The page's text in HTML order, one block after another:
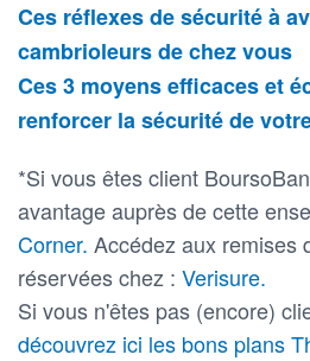
Ces réflexes de sécurité à
cambrioleurs de chez vous
Ces 3 moyens efficaces et
renforcer la sécurité de
*Si vous êtes client
avantage auprès de cette
Corner. Accédez aux remises
réservées chez : Verisure.
Si vous n'êtes pas (encore)
découvrez ici les bons plans